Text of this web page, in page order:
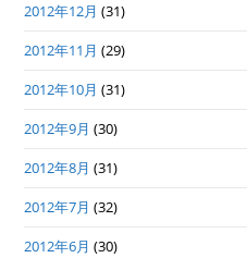
2012年12月 (31)
2012年11月 (29)
2012年10月 (31)
2012年9月 (30)
2012年8月 (31)
2012年7月 (32)
2012年6月 (30)